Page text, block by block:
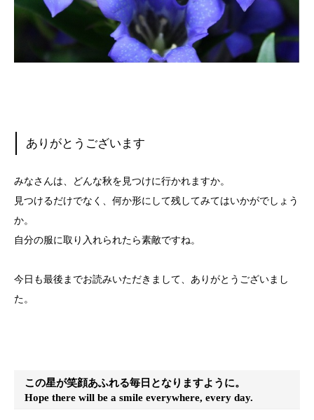
ありがとうございます
みなさんは、どんな秋を見つけに行かれますか。
見つけるだけでなく、何か形にして残してみてはいかがでしょう
か。
自分の服に取り入れられたら素敵ですね。
今日も最後までお読みいただきまして、ありがとうございまし
た。
この星が笑顔あふれる毎日となりますように。
Hope there will be a smile everywhere, every day.